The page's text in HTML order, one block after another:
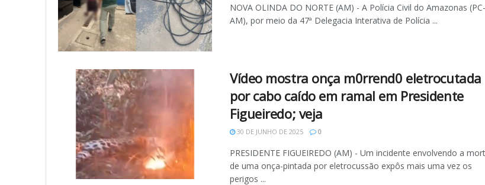
NOVA OLINDA DO NORTE (AM) - A Polícia Civil do Amazonas (PC-
AM), por meio da 47ª Delegacia Interativa de Polícia ...
Vídeo mostra onça m0rrend0 eletrocutada
por cabo caído em ramal em Presidente
Figueiredo; veja
30 DE JUNHO DE 2025 0
PRESIDENTE FIGUEIREDO (AM) - Um incidente envolvendo a
de uma onça-pintada por eletrocussão expôs mais uma vez os
perigos ...